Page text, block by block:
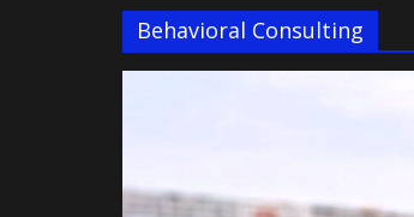
Behavioral Consulting